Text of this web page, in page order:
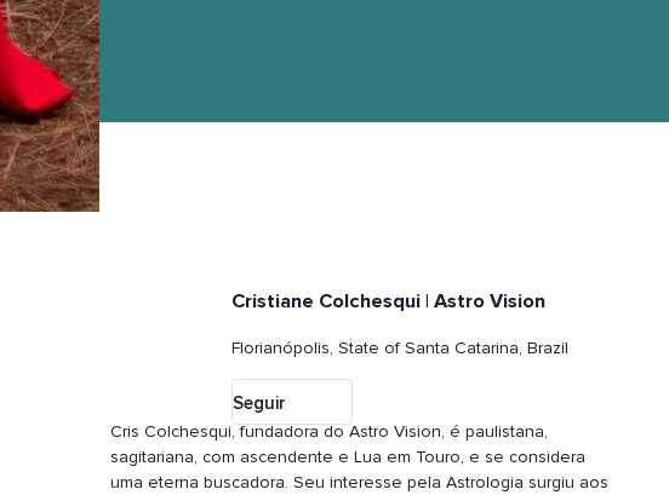
Cristiane Colchesqui | Astro Vision
Florianópolis, State of Santa Catarina, Brazil
Seguir
Cris Colchesqui, fundadora do Astro Vision, é paulistana,
sagitariana, com ascendente e Lua em Touro, e se considera
uma eterna buscadora. Seu interesse pela Astrologia surgiu aos